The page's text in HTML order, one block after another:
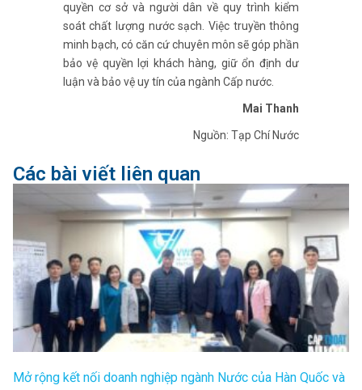
quyền cơ sở và người dân về quy trình kiểm
soát chất lượng nước sạch. Việc truyền thông
minh bạch, có căn cứ chuyên môn sẽ góp phần
bảo vệ quyền lợi khách hàng, giữ ổn định dư
luận và bảo vệ uy tín của ngành Cấp nước.
Mai Thanh
Nguồn: Tạp Chí Nước
Các bài viết liên quan
Mở rộng kết nối doanh nghiệp ngành Nước của Hàn Quốc và